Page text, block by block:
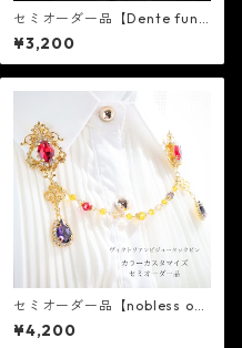
セミオーダー品【Dente funa
le】シャンデリアビジューシル
バーピアス（イヤリング変更
可能）
¥3,200
セミオーダー品【nobless obli
ge】ヴィクトリアンビジュー
ゴールドタックピン
¥4,200